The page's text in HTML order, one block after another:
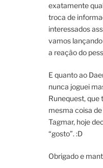
exatamente
troca de
interessados
vamos
a reação do
E quanto ao
nunca joguei
Runequest, que
mesma coisa
Tagmar, hoje
“gosto”. :D
Obrigado e